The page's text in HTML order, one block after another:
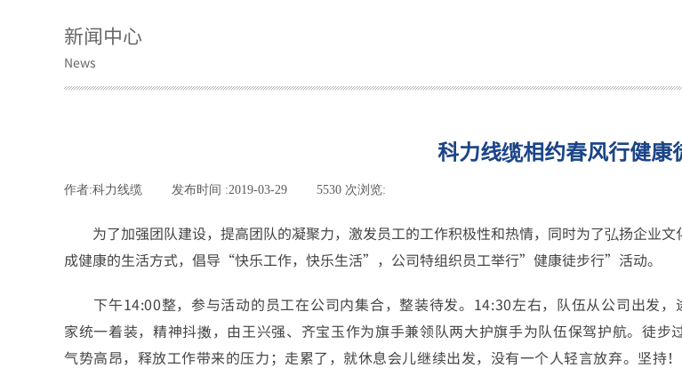
新闻中心
News
科力线缆相约春风行健康
作者:科力线缆 发布时间 :2019-03-29 5530 次浏览:
为了加强团队建设，提高团队的凝聚力，激发员工的工作积极性和热情，同时为了弘扬企业
成健康的生活方式，倡导“快乐工作，快乐生活”，公司特组织员工举行”健康徒步行”活动。
下午14:00整，参与活动的员工在公司内集合，整装待发。14:30左右，队伍从公司出发
家统一着装，精神抖擞，由王兴强、齐宝玉作为旗手兼领队两大护旗手为队伍保驾护航。徒步
气势高昂，释放工作带来的压力；走累了，就休息会儿继续出发，没有一个人轻言放弃。坚持